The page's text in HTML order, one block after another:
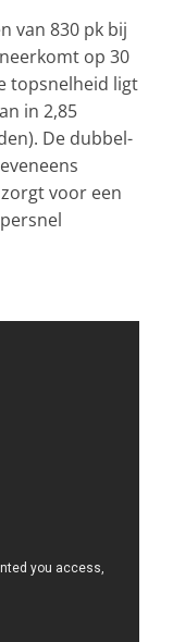
van 830 pk bij
op 30
topsnelheid ligt
in 2,85
De dubbel-
voor een